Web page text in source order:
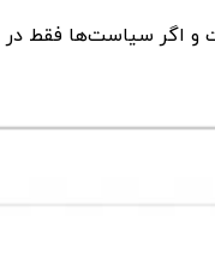
اگر سیاست‌ها فقط